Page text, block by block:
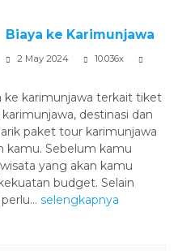
Biaya ke Karimunjawa
2 May 2024
10.036x
ke karimunjawa terkait tiket
destinasi dan
paket tour karimunjawa
kamu. Sebelum kamu
yang akan kamu
budget. Selain
selengkapnya